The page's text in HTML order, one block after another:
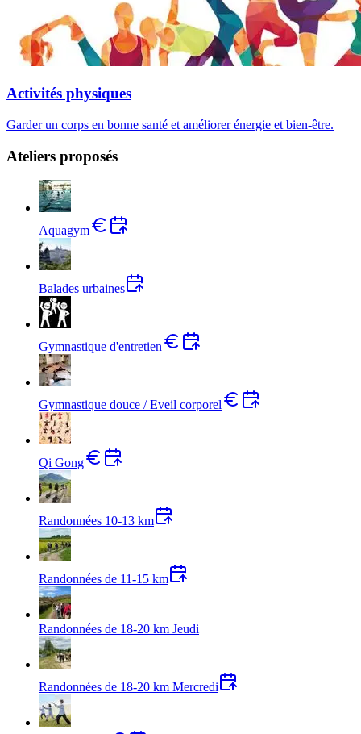
Activités physiques
Garder un corps en bonne santé et améliorer énergie et bien-être.
Ateliers proposés
Aquagym
Balades urbaines
Gymnastique d'entretien
Gymnastique douce / Eveil corporel
Qi Gong
Randonnées 10-13 km
Randonnées de 11-15 km
Randonnées de 18-20 km Jeudi
Randonnées de 18-20 km Mercredi